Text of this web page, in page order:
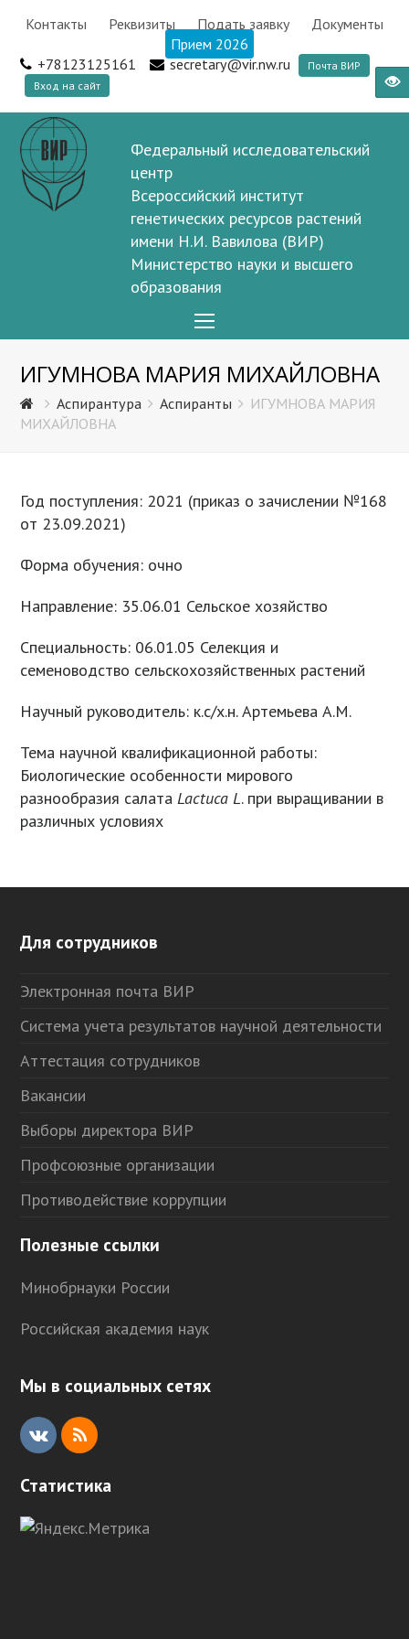
Контакты Реквизиты Подать заявку
Документы
Прием 2026
+78123125161
secretary@vir.nw.ru
Почта ВИР
Вход на сайт
Федеральный исследовательский
центр
Всероссийский институт
генетических ресурсов растений
имени Н.И. Вавилова (ВИР)
Министерство науки и высшего
образования
Menu
ИГУМНОВА МАРИЯ МИХАЙЛОВНА
Аспирантура Аспиранты
ИГУМНОВА МАРИЯ
МИХАЙЛОВНА
Год поступления: 2021 (приказ о зачислении №168
от 23.09.2021)
Форма обучения: очно
Направление: 35.06.01 Сельское хозяйство
Специальность: 06.01.05 Селекция и
семеноводство сельскохозяйственных растений
Научный руководитель: к.с/х.н. Артемьева А.М.
Тема научной квалификационной работы:
Биологические особенности мирового
разнообразия салатаLactuca L. при выращивании в
различных условиях
Для сотрудников
Электронная почта ВИР
Система учета результатов научной деятельности
Аттестация сотрудников
Вакансии
Выборы директора ВИР
Профсоюзные организации
Противодействие коррупции
Полезные ссылки
Минобрнауки России
Российская академия наук
Мы в социальных сетях
V
R
Статистика